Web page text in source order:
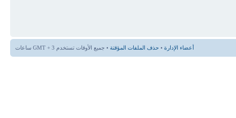
أعضاء الإدارة • حذف الملفات المؤقتة • جميع الأوقات تستخدم GMT + 3 ساعات